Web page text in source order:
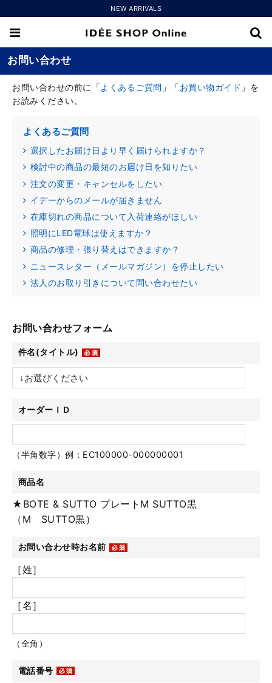
NEW ARRIVALS
お問い合わせ
お問い合わせの前に「よくあるご質問 」「お買い物ガイド 」を
お読みください。
よくあるご質問
選択したお届け日より早く届けられますか？
検討中の商品の最短のお届け日を知りたい
注文の変更・キャンセルをしたい
イデーからのメールが届きません
在庫切れの商品について入荷連絡がほしい
照明にLED電球は使えますか？
商品の修理・張り替えはできますか？
ニュースレター（メールマガジン）を停止したい
法人のお取り引きについて問い合わせたい
お問い合わせフォーム
件名(タイトル)
オーダーＩＤ
（半角数字）例：EC100000-000000001
商品名
★BOTE & SUTTO プレートM SUTTO黒
（M SUTTO黒）
お問い合わせ時お名前
［姓］
［名］
（全角）
電話番号